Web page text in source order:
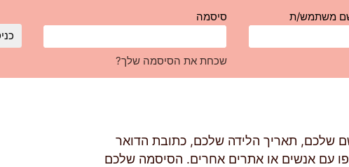
שם משתמש/ת סיסמה
שכחת את הסיסמה שלך?
שלכם, תאריך הלידה שלכם, כתובת הדואר
עם אנשים או אתרים אחרים. הסיסמה שלכם